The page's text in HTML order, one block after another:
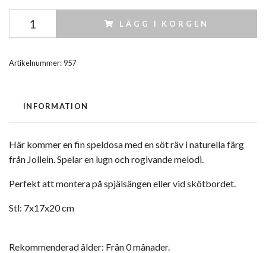
LÄGG I KORGEN
Artikelnummer:957
INFORMATION
Här kommer en fin speldosa med en söt räv i naturella färg
från Jollein. Spelar en lugn och rogivande melodi.
Perfekt att montera på spjälsängen eller vid skötbordet.
Stl: 7x17x20 cm
Rekommenderad ålder: Från 0 månader.